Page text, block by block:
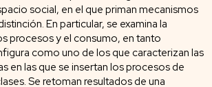
social, en el que priman mecanismos
En particular, se examina la
procesos y el consumo, en tanto
como uno de los que caracterizan las
en las que se insertan los procesos de
Se retoman resultados de una